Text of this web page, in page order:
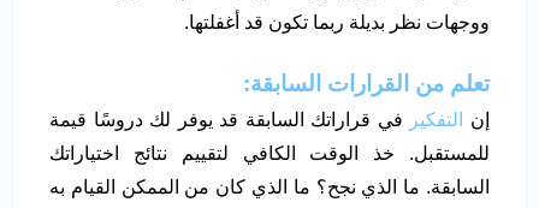
ووجهات نظر بديلة ربما تكون قد أغفلتها.
تعلم من القرارات السابقة:
إن التفكير
في قراراتك السابقة قد يوفر لك دروسًا قيمة
للمستقبل. خذ الوقت الكافي لتقييم نتائج اختياراتك
السابقة. ما الذي نجح؟ ما الذي كان من الممكن القيام به